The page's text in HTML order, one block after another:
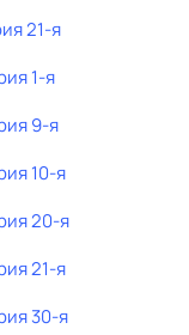
21-я
1-я
9-я
10-я
20-я
21-я
30-я